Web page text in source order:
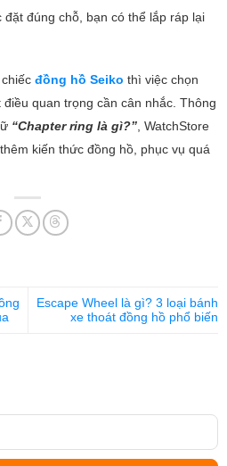
đúng chỗ, bạn có thể lắp ráp lại
đồng hồ Seiko thì việc chọn
quan trọng cần cân nhắc. Thông
“Chapter ring là gì?” , WatchStore
kiến thức đồng hồ, phục vụ quá
Escape Wheel là gì? 3 loại bánh
xe thoát đồng hồ phổ biến